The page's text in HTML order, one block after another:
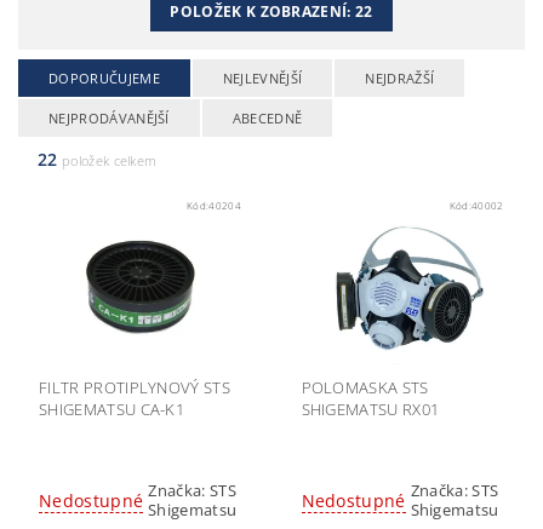
POLOŽEK K ZOBRAZENÍ:22
DOPORUČUJEME NEJLEVNĚJŠÍ NEJDRAŽŠÍ
NEJPRODÁVANĚJŠÍ ABECEDNĚ
22 položek celkem
Kód:40204
FILTR PROTIPLYNOVÝ STS
SHIGEMATSU CA-K1
Nedostupné Značka: STS
Shigematsu
Kód: 40002
POLOMASKA STS
SHIGEMATSU RX01
Nedostupné Značka:STS
Shigematsu